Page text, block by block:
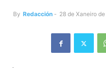
By Redacción - 28 de Xaneiro de